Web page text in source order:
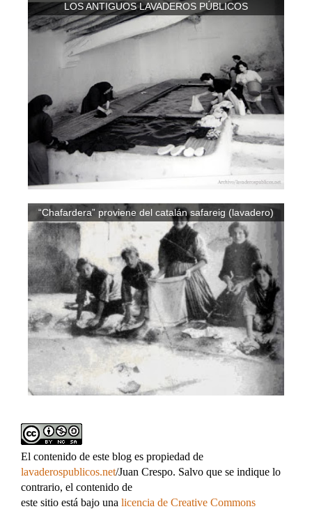
LOS ANTIGUOS LAVADEROS PÚBLICOS
“Chafardera” proviene del catalán safareig (lavadero)
El contenido de este blog es propiedad de
lavaderospublicos.net/Juan Crespo. Salvo que se indique lo
contrario, el contenido de
este sitio está bajo una licencia de Creative Commons